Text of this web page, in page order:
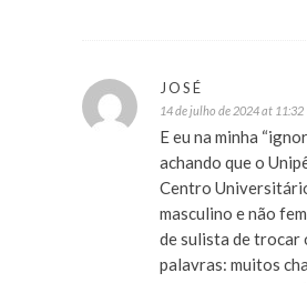
JOSÉ
14 de julho de 2024 at 11:32
E eu na minha
achando que o
Centro
masculino e não
de sulista de trocar
palavras: muitos